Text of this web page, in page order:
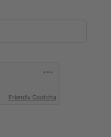
Friendly Captcha